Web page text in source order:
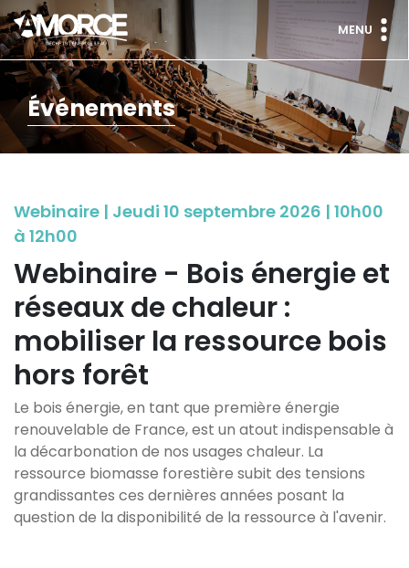
MENU
Événements
Webinaire | Jeudi 10 septembre 2026 | 10h00
à 12h00
Webinaire - Bois énergie et
réseaux de chaleur :
mobiliser la ressource bois
hors forêt
Le bois énergie, en tant que première énergie
renouvelable de France, est un atout indispensable à
la décarbonation de nos usages chaleur. La
ressource biomasse forestière subit des tensions
grandissantes ces dernières années posant la
question de la disponibilité de la ressource à l'avenir.